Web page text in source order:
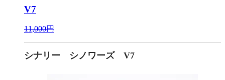
V7
11,000円
シナリー シノワーズ V7